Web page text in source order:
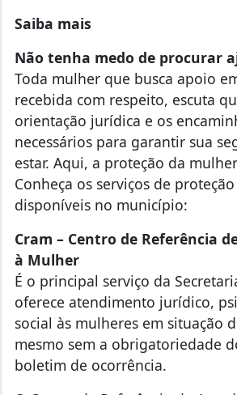
Saiba mais
Não tenha medo de procurar
Toda mulher que busca apoio
recebida com respeito, escuta
orientação jurídica e os
necessários para garantir sua
estar. Aqui, a proteção da
Conheça os serviços de
disponíveis no município:
Cram – Centro de Referência
à Mulher
É o principal serviço da
oferece atendimento jurídico,
social às mulheres em situação
mesmo sem a obrigatoriedade
boletim de ocorrência.